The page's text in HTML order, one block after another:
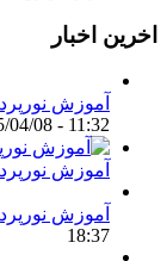
اخرین اخبار
آموزش
04/08 - 11:32
آموزش
آموزش
18:37